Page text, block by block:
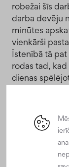
robežai šīs
darba devēju
minūtes
vienkārši
Īstenībā tā pat
rodas tad,
dienas
nesaņemot
6 Viltus